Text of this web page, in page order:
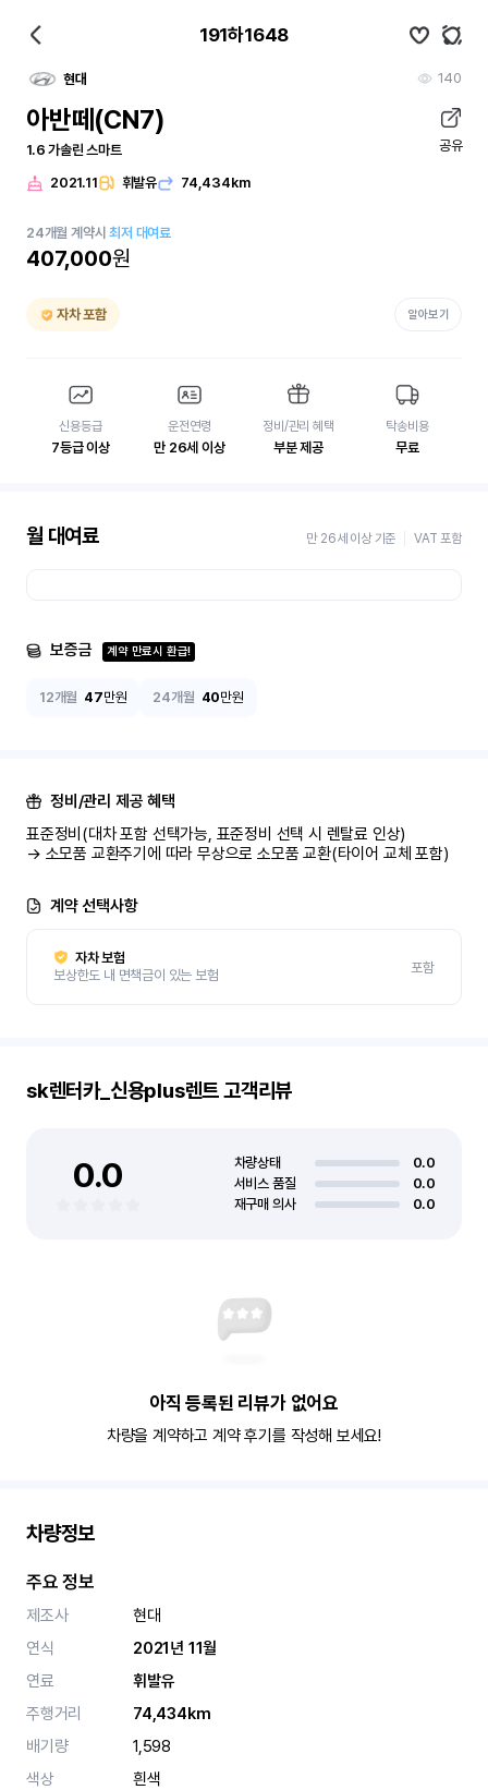
191하1648
현대 140
아반떼(CN7)
1.6 가솔린 스마트 공유
2021.11 휘발유 74,434km
24개월 계약시최저 대여료
407,000원
자차 포함 알아보기
신용등급
7등급 이상
운전연령
만 26세 이상
정비/관리 혜택
부분 제공
탁송비용
무료
월 대여료 만 26세 이상 기준 VAT 포함
보증금 계약 만료시 환급!
12개월 47만원 24개월 40만원
정비/관리 제공 혜택
표준정비(대차 포함 선택가능, 표준정비 선택 시 렌탈료 인상)
→ 소모품 교환주기에 따라 무상으로 소모품 교환(타이어 교체 포함)
계약 선택사항
자차 보험
보상한도 내 면책금이 있는 보험
포함
sk렌터카_신용plus렌트고객리뷰
0.0 차량상태
0.0
서비스 품질
0.0
재구매 의사
0.0
아직 등록된 리뷰가 없어요
차량을 계약하고 계약 후기를 작성해 보세요!
차량정보
주요 정보
제조사
현대
연식
2021년 11월
연료
휘발유
주행거리
74,434km
배기량
1,598
색상
흰색